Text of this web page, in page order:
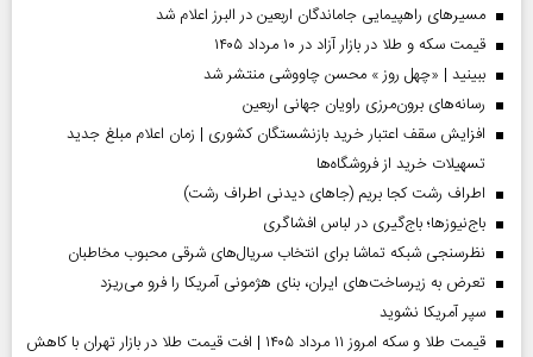
مسیر‌های راهپیمایی جاماندگان اربعین در البرز اعلام شد
قیمت سکه و طلا در بازار آزاد در ۱۰ مرداد ۱۴۰۵
ببینید | «چهل روز » محسن چاووشی منتشر شد
رسانه‌های برون‌مرزی راویان جهانی اربعین
افزایش سقف اعتبار خرید بازنشستگان کشوری | زمان اعلام مبلغ جدید
تسهیلات خرید از فروشگاه‌ها
اطراف رشت کجا بریم (جاهای دیدنی اطراف رشت)
باج‌نیوزها؛ باج‌گیری در لباس افشاگری
نظرسنجی شبکه تماشا برای انتخاب سریال‌های شرقی محبوب مخاطبان
تعرض به زیرساخت‌های ایران، بنای هژمونی آمریکا را فرو می‌ریزد
سپر آمریکا نشوید
قیمت طلا و سکه امروز ۱۱ مرداد ۱۴۰۵ | افت قیمت طلا در بازار تهران با کاهش